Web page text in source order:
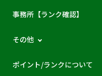
事務所【ランク確認】
その他
ポイント/ランクについて